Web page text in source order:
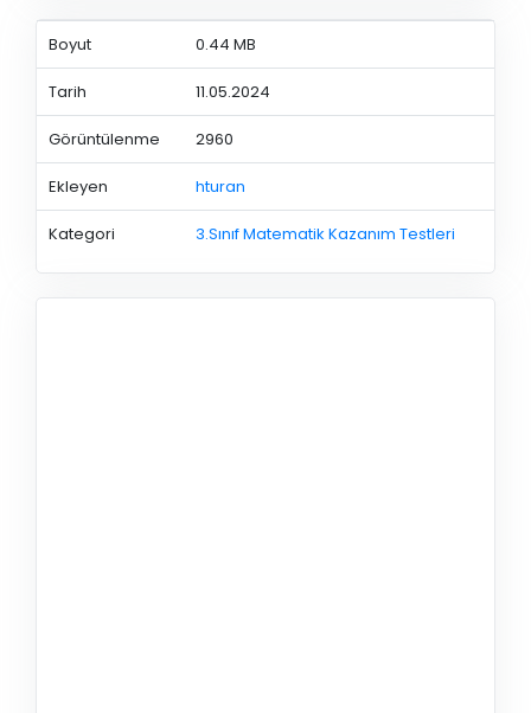
Boyut 0.44 MB
Tarih 11.05.2024
Görüntülenme 2960
Ekleyen hturan
Kategori 3.Sınıf Matematik Kazanım Testleri